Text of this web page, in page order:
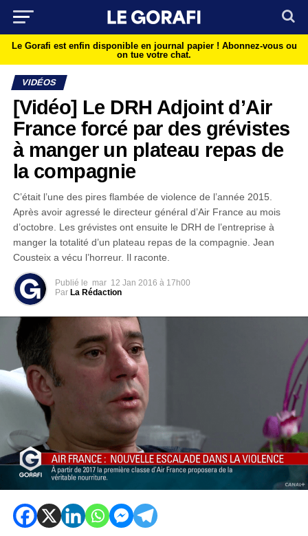
Le Gorafi est enfin disponible en journal papier ! Abonnez-vous ou
on tue votre chat.
VIDÉOS
[Vidéo] Le DRH Adjoint d’Air
France forcé par des grévistes
à manger un plateau repas de
la compagnie
C’était l’une des pires flambée de violence de l’année 2015.
Après avoir agressé le directeur général d’Air France au mois
d’octobre. Les grévistes ont ensuite le DRH de l’entreprise à
manger la totalité d’un plateau repas de la compagnie. Jean
Cousteix a vécu l’horreur. Il raconte.
Publié le mar 12 Jan 2016 à 17h00
Par La Rédaction